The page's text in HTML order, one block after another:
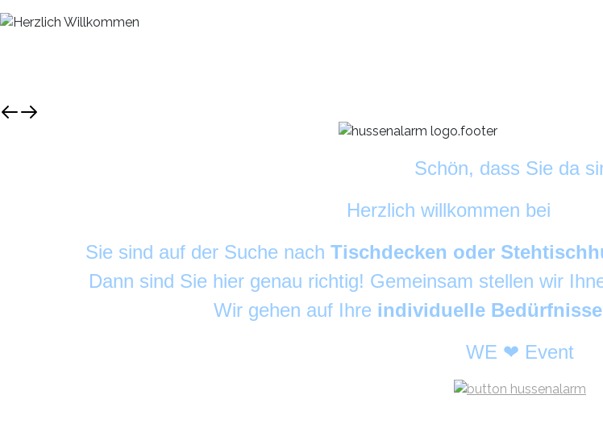
Schön, dass Sie da
Herzlich willkommen bei
Sie sind auf der Suche nach Tischdecken oder
Dann sind Sie hier genau richtig! Gemeinsam stellen wir
Wir gehen auf Ihre individuelle
WE ❤ Event